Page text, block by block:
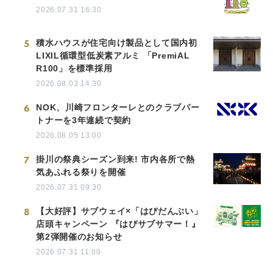
2026.07.31 16:30
5
積水ハウスが住宅向け製品として国内初
LIXIL循環型低炭素アルミ 「PremiAL
R100」を標準採用
2026.08.03 14:30
6
NOK、川崎フロンターレとのクラブパー
トナーを3年連続で契約
2026.08.05 13:00
7
掛川の祭典シーズン到来! 市内各所で熱
気あふれる祭りを開催
2026.07.31 09:30
8
【大好評】サブウェイ×「はぴだんぶい」
店頭キャンペーン 『はぴサブサマー！』
第2弾開催のお知らせ
2026.07.31 11:00